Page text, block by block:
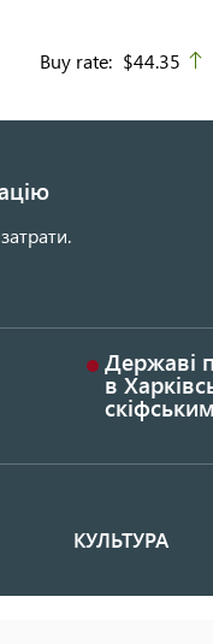
Buy rate: $44.35
Державі
в
КУЛЬТУРА